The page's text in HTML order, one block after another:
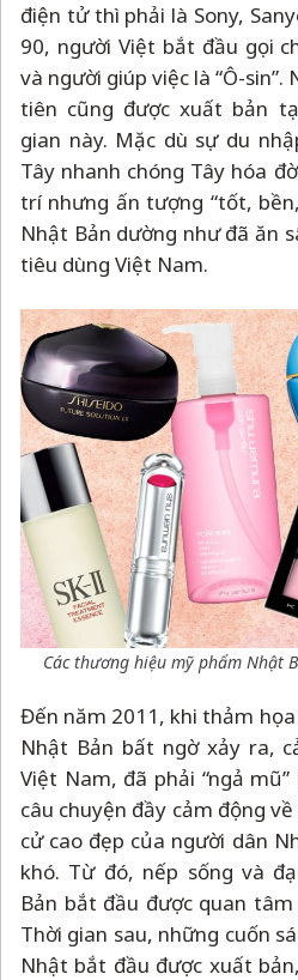
điện tử thì phải là Sony,
90, người Việt bắt đầu gọi
và người giúp việc là “Ô-
tiên cũng được xuất bản
gian này. Mặc dù sự du
Tây nhanh chóng Tây hóa
trí nhưng ấn tượng “tốt,
Nhật Bản dường như đã ăn
tiêu dùng Việt Nam.
Các thương hiệu mỹ phẩm Nhật
Đến năm 2011, khi thảm
Nhật Bản bất ngờ xảy ra,
Việt Nam, đã phải “ngả
câu chuyện đầy cảm động
cử cao đẹp của người dân
khó. Từ đó, nếp sống và
Bản bắt đầu được quan
Thời gian sau, những cuốn
Nhật bắt đầu được xuất